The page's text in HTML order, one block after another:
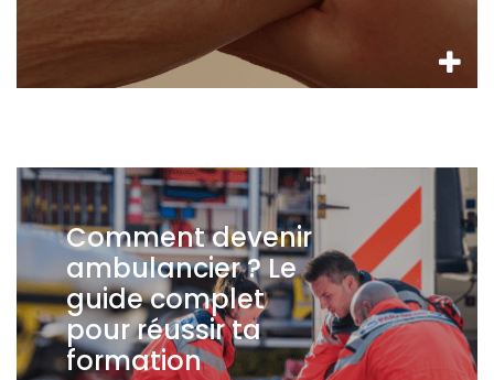
Comment devenir
ambulancier ? Le
guide complet
pour réussir ta
formation